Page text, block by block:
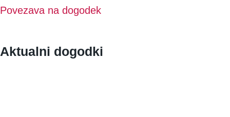
Povezava na dogodek
Aktualni dogodki